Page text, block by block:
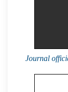
Journal